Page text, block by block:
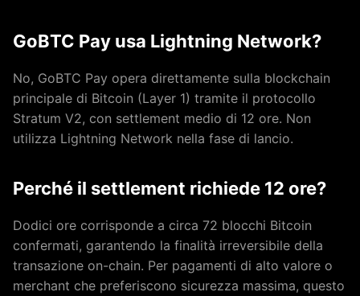
GoBTC Pay usa Lightning Network?
No, GoBTC Pay opera direttamente sulla blockchain
principale di Bitcoin (Layer 1) tramite il protocollo
Stratum V2, con settlement medio di 12 ore. Non
utilizza Lightning Network nella fase di lancio.
Perché il settlement richiede 12 ore?
Dodici ore corrisponde a circa 72 blocchi Bitcoin
confermati, garantendo la finalità irreversibile della
transazione on-chain. Per pagamenti di alto valore o
merchant che preferiscono sicurezza massima, questo